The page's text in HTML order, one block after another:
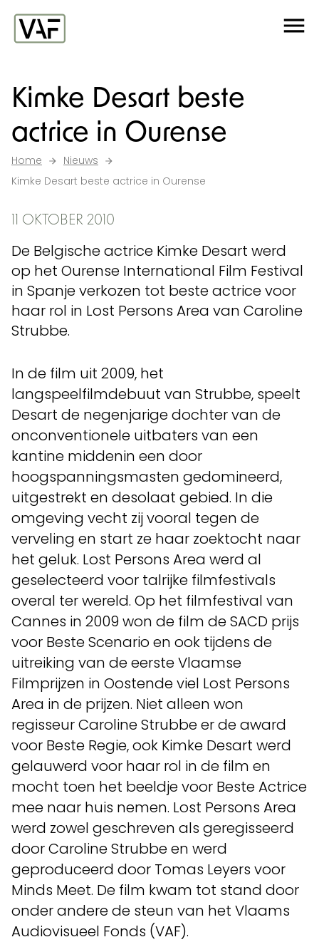
Ga verder naar de inhoud
Kimke Desart beste
actrice in Ourense
Home
Nieuws
Kimke Desart beste actrice in Ourense
11 OKTOBER 2010
De Belgische actrice Kimke Desart werd
op het Ourense International Film Festival
in Spanje verkozen tot beste actrice voor
haar rol in Lost Persons Area van Caroline
Strubbe.
In de film uit 2009, het
langspeelfilmdebuut van Strubbe, speelt
Desart de negenjarige dochter van de
onconventionele uitbaters van een
kantine middenin een door
hoogspanningsmasten gedomineerd,
uitgestrekt en desolaat gebied. In die
omgeving vecht zij vooral tegen de
verveling en start ze haar zoektocht naar
het geluk. Lost Persons Area werd al
geselecteerd voor talrijke filmfestivals
overal ter wereld. Op het filmfestival van
Cannes in 2009 won de film de SACD prijs
voor Beste Scenario en ook tijdens de
uitreiking van de eerste Vlaamse
Filmprijzen in Oostende viel Lost Persons
Area in de prijzen. Niet alleen won
regisseur Caroline Strubbe er de award
voor Beste Regie, ook Kimke Desart werd
gelauwerd voor haar rol in de film en
mocht toen het beeldje voor Beste Actrice
mee naar huis nemen. Lost Persons Area
werd zowel geschreven als geregisseerd
door Caroline Strubbe en werd
geproduceerd door Tomas Leyers voor
Minds Meet. De film kwam tot stand door
onder andere de steun van het Vlaams
Audiovisueel Fonds (VAF).